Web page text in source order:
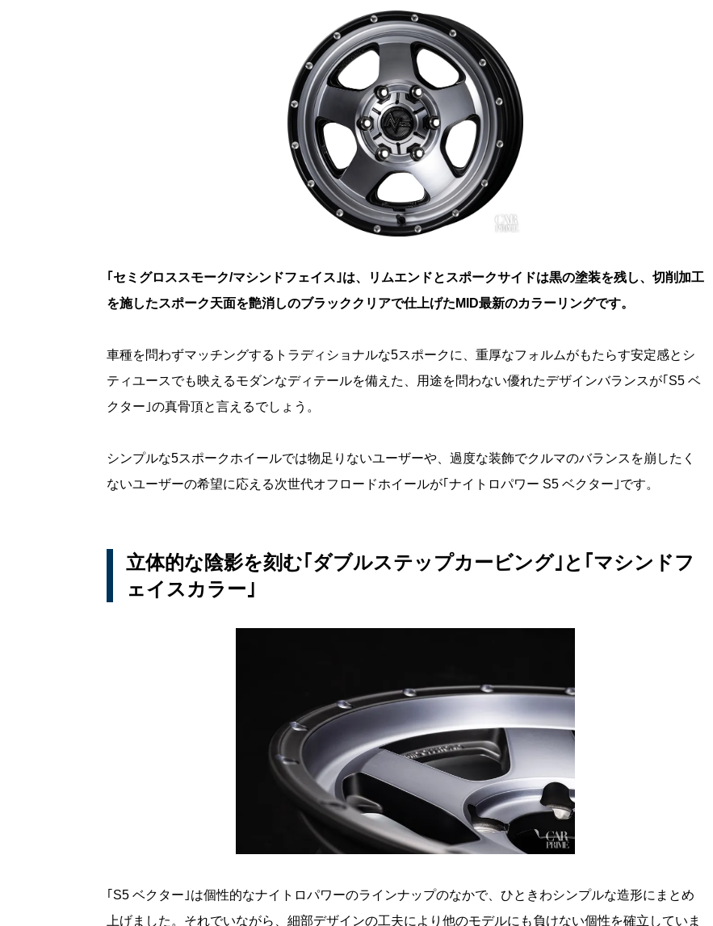
｢セミグロススモーク/マシンドフェイス｣は、リムエンドとスポークサイドは黒の塗装を残し、切削加工
を施したスポーク天面を艶消しのブラッククリアで仕上げたMID最新のカラーリングです。
車種を問わずマッチングするトラディショナルな5スポークに、重厚なフォルムがもたらす安定感とシ
ティユースでも映えるモダンなディテールを備えた、用途を問わない優れたデザインバランスが｢S5 ベ
クター｣の真骨頂と言えるでしょう。
シンプルな5スポークホイールでは物足りないユーザーや、過度な装飾でクルマのバランスを崩したく
ないユーザーの希望に応える次世代オフロードホイールが｢ナイトロパワー S5 ベクター｣です。
立体的な陰影を刻む｢ダブルステップカービング｣と｢マシンドフ
ェイスカラー｣
｢S5 ベクター｣は個性的なナイトロパワーのラインナップのなかで、ひときわシンプルな造形にまとめ
上げました。それでいながら、細部デザインの工夫により他のモデルにも負けない個性を確立していま